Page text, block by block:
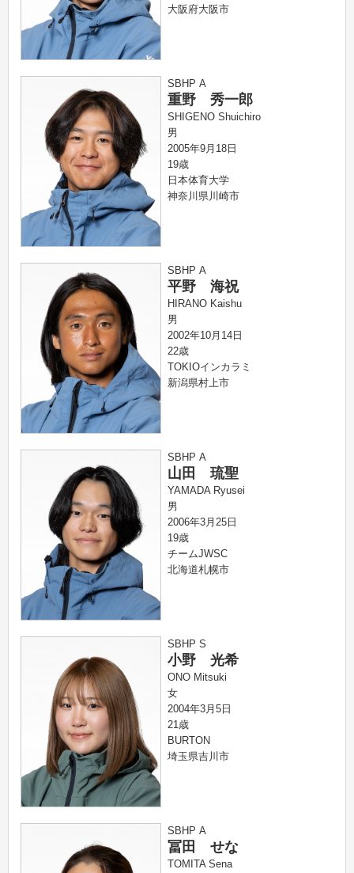
大阪府大阪市
SBHP A
重野 秀一郎
SHIGENO Shuichiro
男
2005年9月18日
19歳
日本体育大学
神奈川県川崎市
SBHP A
平野 海祝
HIRANO Kaishu
男
2002年10月14日
22歳
TOKIOインカラミ
新潟県村上市
SBHP A
山田 琉聖
YAMADA Ryusei
男
2006年3月25日
19歳
チームJWSC
北海道札幌市
SBHP S
小野 光希
ONO Mitsuki
女
2004年3月5日
21歳
BURTON
埼玉県吉川市
SBHP A
冨田 せな
TOMITA Sena